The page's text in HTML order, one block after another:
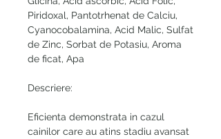
Piridoxal, Pantotrhenat de Calciu,
Cyanocobalamina, Acid Malic, Sulfat
de Zinc, Sorbat de Potasiu, Aroma
de ficat, Apa
Descriere:
Eficienta demonstrata in cazul
cainilor care au atins stadiu avansat